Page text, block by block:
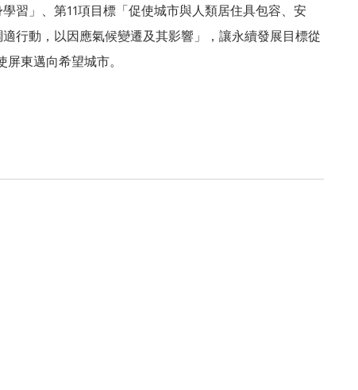
習」、第11項目標「促使城市與人類居住具包容、安
行動，以因應氣候變遷及其影響」，讓永續發展目標從
東邁向希望城市。